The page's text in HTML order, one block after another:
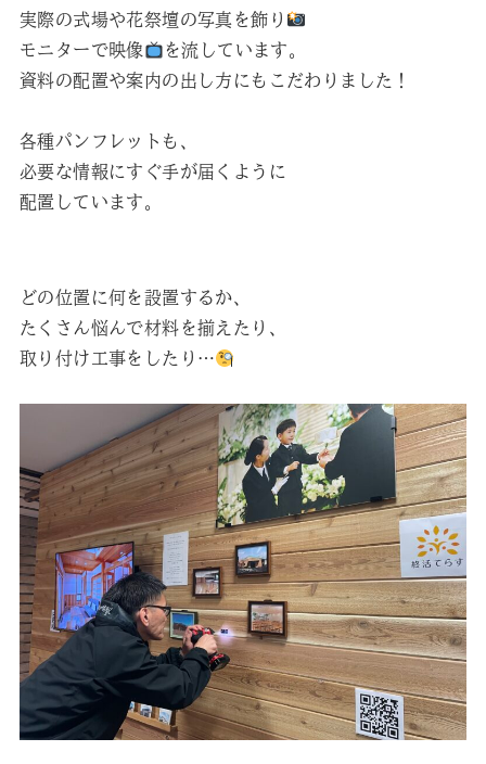
実際の式場や花祭壇の写真を飾り
モニターで映像
を流しています。
資料の配置や案内の出し方にもこだわりました！
各種パンフレットも、
必要な情報にすぐ手が届くように
配置しています。
どの位置に何を設置するか、
たくさん悩んで材料を揃えたり、
取り付け工事をしたり…